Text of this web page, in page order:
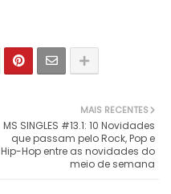
MAIS RECENTES
MS SINGLES #13.1: 10 Novidades
que passam pelo Rock, Pop e
Hip-Hop entre as novidades do
meio de semana